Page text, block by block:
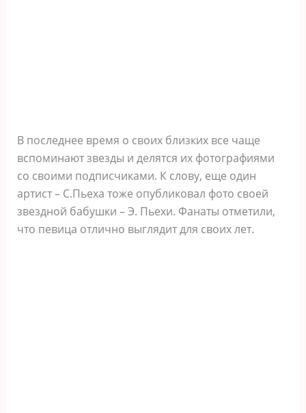
В последнее время о своих близких все чаще
вспоминают звезды и делятся их фотографиями
со своими подписчиками. К слову, еще один
артист – С.Пьеха тоже опубликовал фото своей
звездной бабушки – Э. Пьехи. Фанаты отметили,
что певица отлично выглядит для своих лет.